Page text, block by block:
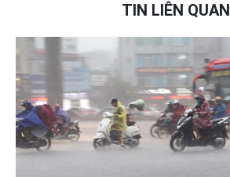
TIN LIÊN QUAN